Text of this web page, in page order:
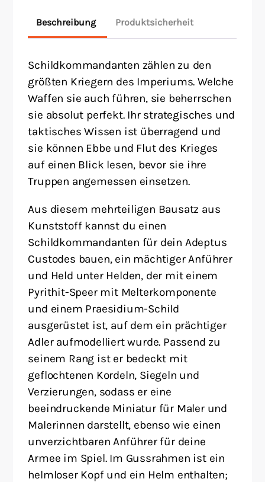
Beschreibung Produktsicherheit
Schildkommandanten zählen zu den
größten Kriegern des Imperiums. Welche
Waffen sie auch führen, sie beherrschen
sie absolut perfekt. Ihr strategisches und
taktisches Wissen ist überragend und
sie können Ebbe und Flut des Krieges
auf einen Blick lesen, bevor sie ihre
Truppen angemessen einsetzen.
Aus diesem mehrteiligen Bausatz aus
Kunststoff kannst du einen
Schildkommandanten für dein Adeptus
Custodes bauen, ein mächtiger Anführer
und Held unter Helden, der mit einem
Pyrithit-Speer mit Melterkomponente
und einem Praesidium-Schild
ausgerüstet ist, auf dem ein prächtiger
Adler aufmodelliert wurde. Passend zu
seinem Rang ist er bedeckt mit
geflochtenen Kordeln, Siegeln und
Verzierungen, sodass er eine
beeindruckende Miniatur für Maler und
Malerinnen darstellt, ebenso wie einen
unverzichtbaren Anführer für deine
Armee im Spiel. Im Gussrahmen ist ein
helmloser Kopf und ein Helm enthalten;